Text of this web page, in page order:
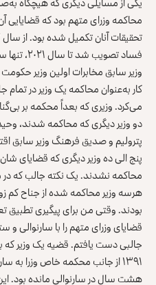
محاکمه وزرای متهم بود که قضایایی
فساد
وزیر سابق مخابرات اولین وزیر
کار به‌عنوان محاکمه یک وزیر در
می‌کرد. وزیری که بعداً محکمه بر
دو وزیر دیگری که محاکمه شدند،
پترولیم و صدیق فرهنگ وزیر سابق
پنج الی ده وزیر دیگری که قضایای
محاکمه نشدند. یک نکته جالب که در
هرسه وزیر محاکمه شده از جناح کم
بودند. وقتی من برای پیگیری
قضایای وزرای متهم را با سارنوالی
جالبی دست یافتم. قضیه یک وزیر که
۱۳۹۱ از جانب محکمه خاص وزرا به
هشت سال در سارنوالی مانده بود.